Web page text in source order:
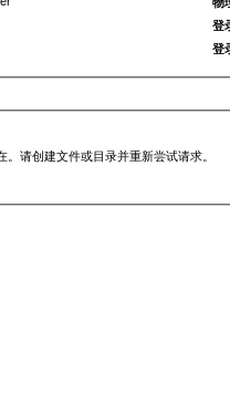
登
登
请创建文件或目录并重新尝试请求。